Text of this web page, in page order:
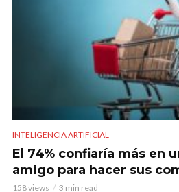
INTELIGENCIA ARTIFICIAL
El 74% confiaría más en
amigo para hacer sus
158 views 3 min read